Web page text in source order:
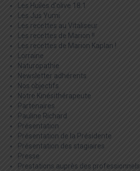
Les Huiles d'olive 18:1
Les Jus Yumi
Les recettes au Vitaliseur
Les recettes de Marion !!
Les recettes de Marion Kaplan !
Lorraine
Naturopathie
Newsletter adhérents
Nos objectifs
Notre Kinésithérapeute
Partenaires
Pauline Richard
Présentation
Présentation de la Présidente
Présentation des stagiaires
Presse
Prestations auprès des professionnels